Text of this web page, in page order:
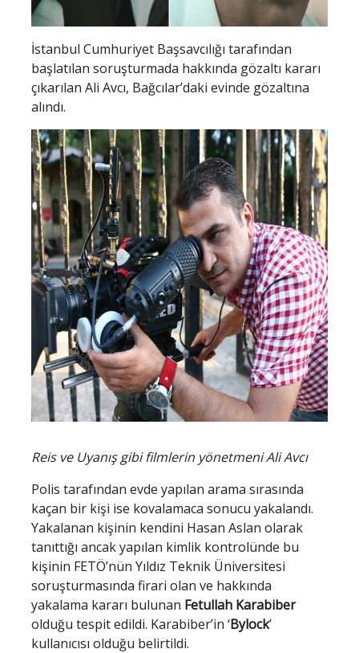
İstanbul Cumhuriyet Başsavcılığı tarafından
başlatılan soruşturmada hakkında gözaltı kararı
çıkarılan Ali Avcı, Bağcılar’daki evinde gözaltına
alındı.
Reis ve Uyanış gibi filmlerin yönetmeni Ali Avcı
Polis tarafından evde yapılan arama sırasında
kaçan bir kişi ise kovalamaca sonucu yakalandı.
Yakalanan kişinin kendini Hasan Aslan olarak
tanıttığı ancak yapılan kimlik kontrolünde bu
kişinin FETÖ’nün Yıldız Teknik Üniversitesi
soruşturmasında firari olan ve hakkında
yakalama kararı bulunan Fetullah Karabiber
olduğu tespit edildi. Karabiber’in ‘Bylock’
kullanıcısı olduğu belirtildi.